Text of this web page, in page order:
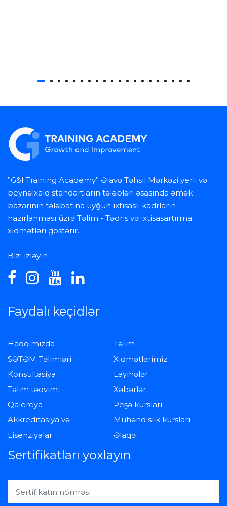
”G&I Training Academy” Əlavə Təhsil Mərkəzi yerli və
beynəlxalq standartların tələbləri əsasında əmək
bazarının tələbatına uyğun ixtisaslı kadrların
hazırlanması üzrə Təlim - Tədris və ixtisasartırma
xidmətləri göstərir.
Bizi izləyin
Faydalı keçidlər
Haqqımızda
Təlim
SƏTƏM Təlimləri
Xidmətlərimiz
Konsultasiya
Layihələr
Təlim təqvimi
Xəbərlər
Qalereya
Peşə kursları
Akkreditasiya və
Lisenziyalar
Mühəndislik kursları
Əlaqə
Sertifikatları yoxlayın